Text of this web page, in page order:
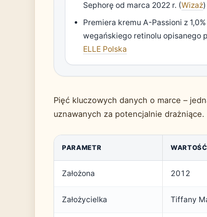
Sephorę od marca 2022 r. (Wizaż)
Premiera kremu A-Passioni z 1,0%
wegańskiego retinolu opisanego
ELLE Polska
Pięć kluczowych danych o marce –
uznawanych za potencjalnie drażniące.
PARAMETR WARTOŚĆ
Założona 2012
Założycielka Tiffany